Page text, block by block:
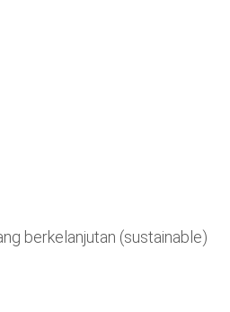
berkelanjutan (sustainable)